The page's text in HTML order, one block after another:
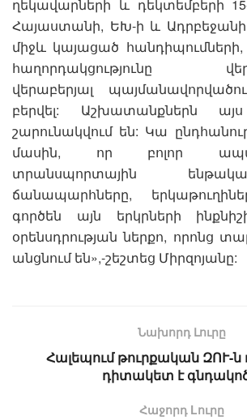
ղեկավարների և դեկտեմբերի 15-
Հայաստանի, ԵԽ-ի և
միջև կայացած հանդիպումների,
հաղորդակցությունը
վերաբերյալ
բերվել: Աշխատանքներն այս
շարունակվում են: Կա
մասին, որ բոլոր
տրանսպորտային
ճանապարհները,
գործեն այն երկրների
օրենսդրության ներքո, որոնց
անցնում են»,-շեշտեց Միրզոյանը:
Նախորդ Լուրը
Հալեպում թուրքական ԶՈՒ-
դիտակետ է
Հաջորդ Lուրը